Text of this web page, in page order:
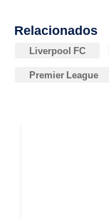
Relacionados
Liverpool FC
Premier League